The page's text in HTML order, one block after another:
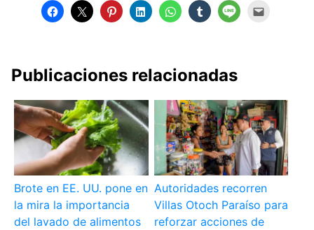
Publicaciones relacionadas
Brote en EE. UU. pone en
la mira la importancia
del lavado de alimentos
Autoridades recorren
Villas Otoch Paraíso para
reforzar acciones de